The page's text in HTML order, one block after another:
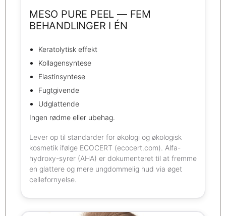
MESO PURE PEEL — FEM
BEHANDLINGER I ÉN
Keratolytisk effekt
Kollagensyntese
Elastinsyntese
Fugtgivende
Udglattende
Ingen rødme eller ubehag.
Lever op til standarder for økologi og økologisk
kosmetik ifølge ECOCERT (ecocert.com). Alfa-
hydroxy-syrer (AHA) er dokumenteret til at fremme
en glattere og mere ungdommelig hud via øget
cellefornyelse.